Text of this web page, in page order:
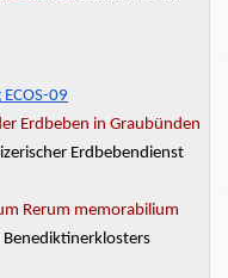
09
Erdbeben in Graubünden
Erdbebendienst
Rerum memorabilium
Benediktinerklosters